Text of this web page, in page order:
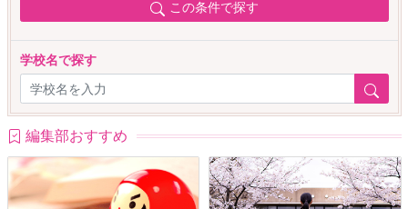
この条件で探す
学校名で探す
編集部おすすめ